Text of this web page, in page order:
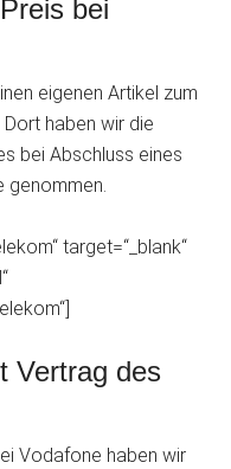
bei
eigenen Artikel zum
Dort haben wir die
bei Abschluss eines
genommen.
target=“_blank“
Vertrag des
Vodafone haben wir